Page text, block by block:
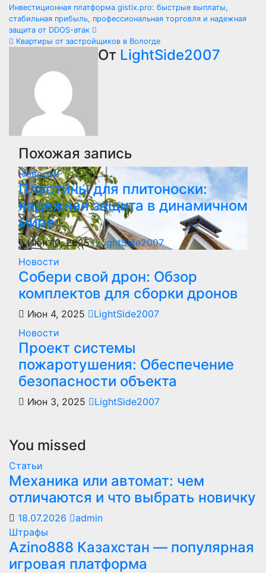
Навигация
по
Инвестиционная платформа gistix.pro: быстрые выплаты,
стабильная прибыль, профессиональная торговля и надежная
защита от DDOS-атак
Квартиры от застройщиков в Вологде
От LightSide2007
Похожая запись
Новости
Пластины для плитоноски:
надежная защита в динамичном
мире
Июн 10, 2025 LightSide2007
Новости
Собери свой дрон: Обзор
комплектов для сборки дронов
Июн 4, 2025
LightSide2007
Новости
Проект системы
пожаротушения: Обеспечение
безопасности объекта
Июн 3, 2025 LightSide2007
You missed
Статьи
Механика или автомат: чем
отличаются и что выбрать новичку
18.07.2026
admin
Штрафы
Azino888 Казахстан — популярная
игровая платформа